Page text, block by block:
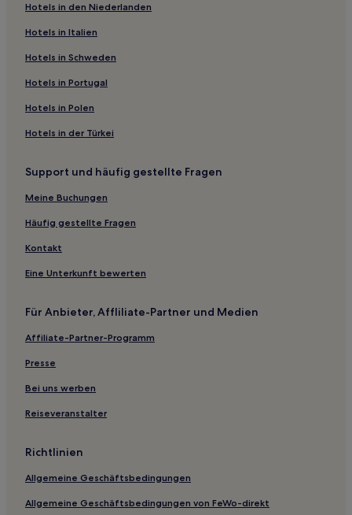
2-Sterne-Hotels in Stranraer
Hotels nahe Auchrannie Leisure Centre
Hotels nahe Bahnhof Prestwick International Airport
Lagg Hotels
Hotels nahe Arran Coastal Way
Hotels nahe The BBSP Stadium Rugby Park
Hotels nahe Culzean Country Park
Hotels nahe Culzean Castle
Hotels nahe Brodick Castle Country Park
Hotels nahe Turnberry Golf Club
North Ayrshire: Hotels
Craigie Hotels
Barr Hotels
Hotels nahe Galloway Forest Park
Ayrshire: Hotels
Lamlash Hotels
Barrhill Hotels
Kirkoswald Hotels
Brodick Hotels
Hotels in den Niederlanden
Hotels in Italien
Hotels in Schweden
Hotels in Portugal
Hotels in Polen
Hotels in der Türkei
Support und häufig gestellte Fragen
Meine Buchungen
Häufig gestellte Fragen
Kontakt
Eine Unterkunft bewerten
Für Anbieter, Affliliate-Partner und Medien
Affiliate-Partner-Programm
Presse
Bei uns werben
Reiseveranstalter
Richtlinien
Allgemeine Geschäftsbedingungen
Allgemeine Geschäftsbedingungen von FeWo-direkt